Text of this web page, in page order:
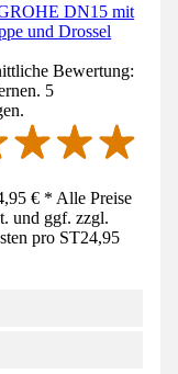
DN15 mit
und Drossel
Bewertung:
5
€ * Alle Preise
und ggf. zzgl.
pro ST24,95